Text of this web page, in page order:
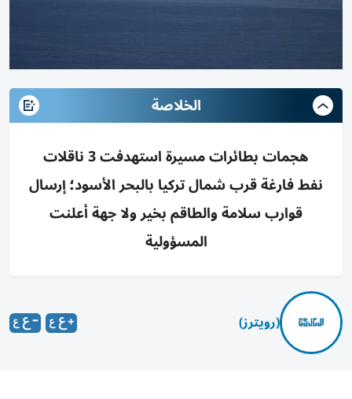
الخلاصة
هجمات بطائرات مسيرة استهدفت 3 ناقلات
نفط فارغة قرب شمال تركيا بالبحر الأسود؛ إرسال
قوارب سلامة والطاقم بخير ولا جهة أعلنت
المسؤولية
(رويترز)